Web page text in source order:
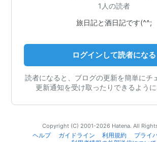
1人の読者
旅日記と酒日記です(^^;
ログインして読者になる
読者になると、ブログの更新を簡単にチ
更新通知を受け取ったりできるように
Copyright (C) 2001-2026 Hatena. All
ヘルプ
ガイドライン 利用規約
プライ